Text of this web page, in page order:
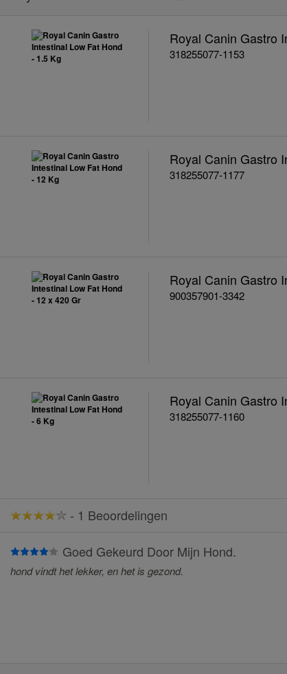
Royal Canin Gastro
318255077-1153
Royal Canin Gastro
318255077-1177
Royal Canin Gastro
900357901-3342
Royal Canin Gastro
318255077-1160
- 1 Beoordelingen
Goed Gekeurd Door Mijn Hond.
hond vindt het lekker, en het is gezond.